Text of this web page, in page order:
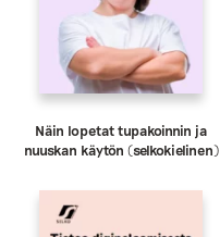
Näin lopetat tupakoinnin ja
nuuskan käytön (selkokielinen)